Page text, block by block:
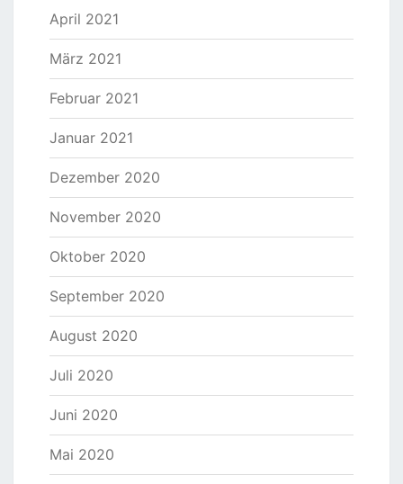
April 2021
März 2021
Februar 2021
Januar 2021
Dezember 2020
November 2020
Oktober 2020
September 2020
August 2020
Juli 2020
Juni 2020
Mai 2020